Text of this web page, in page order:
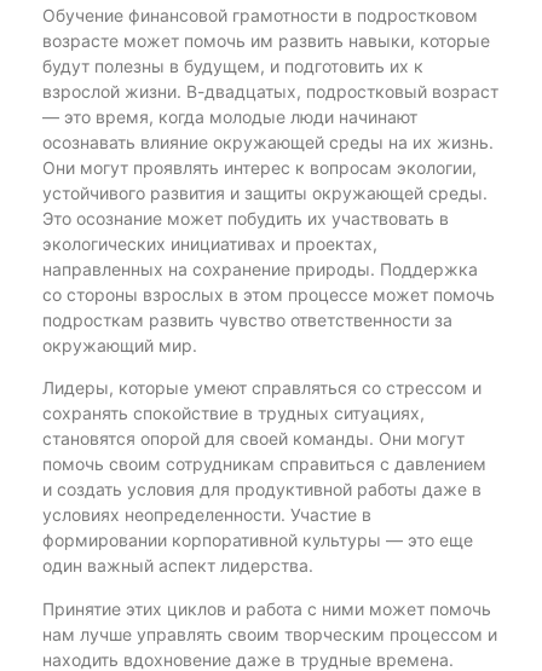
Обучение финансовой грамотности в подростковом
возрасте может помочь им развить навыки, которые
будут полезны в будущем, и подготовить их к
взрослой жизни. В-двадцатых, подростковый возраст
— это время, когда молодые люди начинают
осознавать влияние окружающей среды на их жизнь.
Они могут проявлять интерес к вопросам экологии,
устойчивого развития и защиты окружающей среды.
Это осознание может побудить их участвовать в
экологических инициативах и проектах,
направленных на сохранение природы. Поддержка
со стороны взрослых в этом процессе может помочь
подросткам развить чувство ответственности за
окружающий мир.
Лидеры, которые умеют справляться со стрессом и
сохранять спокойствие в трудных ситуациях,
становятся опорой для своей команды. Они могут
помочь своим сотрудникам справиться с давлением
и создать условия для продуктивной работы даже в
условиях неопределенности. Участие в
формировании корпоративной культуры — это еще
один важный аспект лидерства.
Принятие этих циклов и работа с ними может помочь
нам лучше управлять своим творческим процессом и
находить вдохновение даже в трудные времена.